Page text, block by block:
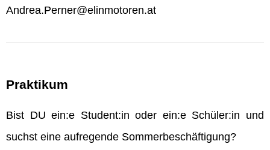
Andrea.Perner@elinmotoren.at
Praktikum
Bist DU ein:e Student:in oder ein:e Schüler:in und
suchst eine aufregende Sommerbeschäftigung?